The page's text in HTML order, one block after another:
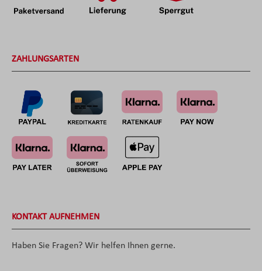
ZAHLUNGSARTEN
KONTAKT AUFNEHMEN
Haben Sie Fragen? Wir helfen Ihnen gerne.